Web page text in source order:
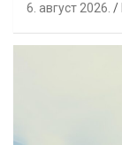
6. август 2026.